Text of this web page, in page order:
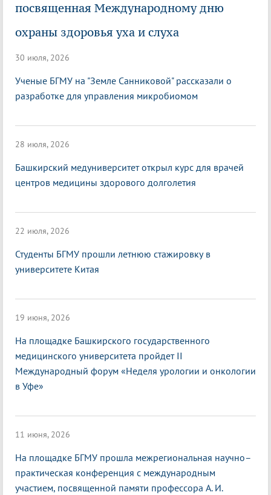
посвященная Международному дню
охраны здоровья уха и слуха
30 июля, 2026
Ученые БГМУ на "Земле Санниковой" рассказали о
разработке для управления микробиомом
28 июля, 2026
Башкирский медуниверситет открыл курс для врачей
центров медицины здорового долголетия
22 июля, 2026
Студенты БГМУ прошли летнюю стажировку в
университете Китая
19 июня, 2026
На площадке Башкирского государственного
медицинского университета пройдет II
Международный форум «Неделя урологии и онкологии
в Уфе»
11 июня, 2026
На площадке БГМУ прошла межрегиональная научно–
практическая конференция с международным
участием, посвященной памяти профессора А. И.